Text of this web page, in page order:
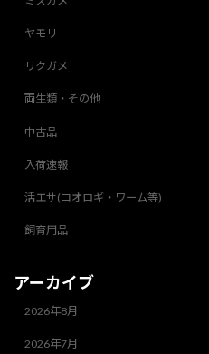
ヤモリ
リクガメ
両生類・その他
中古品
入荷速報
活エサ(コオロギ・ワーム等)
飼育用品
アーカイブ
2026年8月
2026年7月